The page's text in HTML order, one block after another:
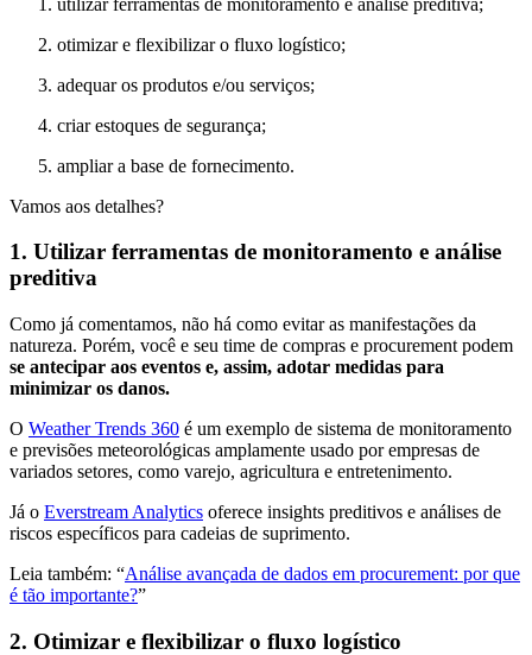
otimizar e flexibilizar o fluxo logístico;
adequar os produtos e/ou serviços;
criar estoques de segurança;
ampliar a base de fornecimento.
Vamos aos detalhes?
1. Utilizar ferramentas de monitoramento e análise
preditiva
Como já comentamos, não há como evitar as manifestações da
natureza. Porém, você e seu time de compras e procurement podem
se antecipar aos eventos e, assim, adotar medidas para
minimizar os danos.
O Weather Trends 360 é um exemplo de sistema de monitoramento
e previsões meteorológicas amplamente usado por empresas de
variados setores, como varejo, agricultura e entretenimento.
Já o ​​ Everstream Analytics oferece insights preditivos e análises de
riscos específicos para cadeias de suprimento.
Leia também: “Análise avançada de dados em procurement: por que
é tão importante?”
2. Otimizar e flexibilizar o fluxo logístico